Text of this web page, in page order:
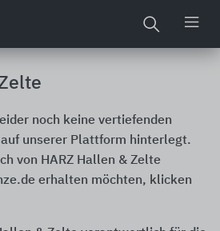
noch keine vertiefenden
unserer Plattform hinterlegt.
von HARZ Hallen & Zelte
erhalten möchten, klicken